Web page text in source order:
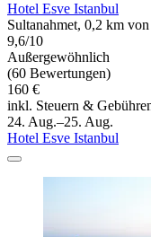
Hotel Esve Istanbul
Sultanahmet, 0,2 km
9,6/10
Außergewöhnlich
(60 Bewertungen)
160 €
inkl. Steuern &
24. Aug.–25. Aug.
Hotel Esve Istanbul